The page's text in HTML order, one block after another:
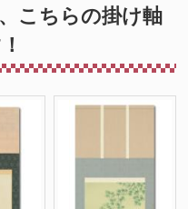
こちらの掛け軸